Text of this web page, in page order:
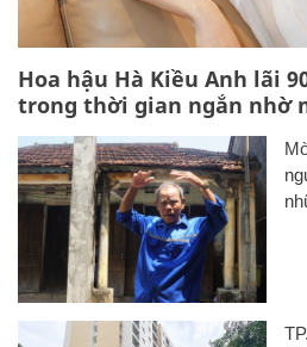
Hoa hậu Hà Kiều Anh lãi
trong thời gian ngắn nhờ